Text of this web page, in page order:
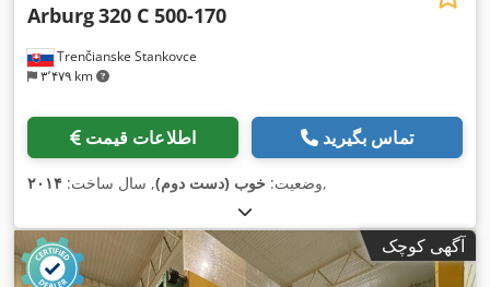
Trenčianske Stankovce
۳٬۴۷۹ km
Arburg320 C 500-170
اطلاعات قیمت تماس بگیرید
وضعیت: خوب (دست دوم), سال ساخت: ۲۰۱۴ ,
آگهی کوچک